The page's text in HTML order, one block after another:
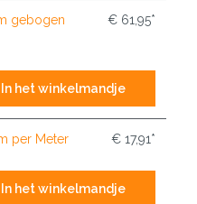
gebogen
€ 61,95*
In het winkelmandje
per Meter € 17,91*
In het winkelmandje